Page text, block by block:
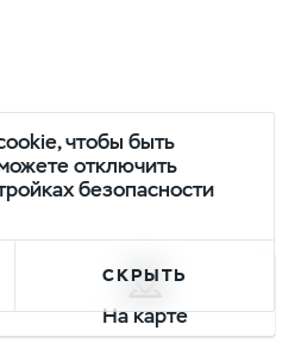
На карте
чтобы быть
отключить
безопасности
СКРЫТЬ